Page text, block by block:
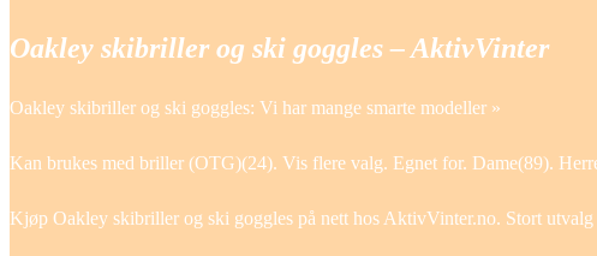
Oakley skibriller og ski goggles – AktivVinter
Oakley skibriller og ski goggles: Vi har mange smarte modeller »
Kan brukes med briller (OTG)(24). Vis flere valg. Egnet for. Dame(89).
Kjøp Oakley skibriller og ski goggles på nett hos AktivVinter.no. Stort